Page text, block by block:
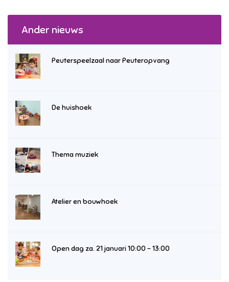
Ander nieuws
Peuterspeelzaal naar Peuteropvang
De huishoek
Thema muziek
Atelier en bouwhoek
Open dag za. 21 januari 10:00 – 13:00